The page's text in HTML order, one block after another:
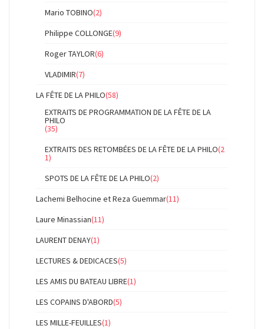
Mario TOBINO(2)
Philippe COLLONGE(9)
Roger TAYLOR(6)
VLADIMIR(7)
LA FÊTE DE LA PHILO(58)
EXTRAITS DE PROGRAMMATION DE LA FÊTE DE LA
PHILO
(35)
EXTRAITS DES RETOMBÉES DE LA FÊTE DE LA PHILO(2
1)
SPOTS DE LA FÊTE DE LA PHILO(2)
Lachemi Belhocine et Reza Guemmar(11)
Laure Minassian(11)
LAURENT DENAY(1)
LECTURES & DEDICACES(5)
LES AMIS DU BATEAU LIBRE(1)
LES COPAINS D'ABORD(5)
LES MILLE-FEUILLES(1)